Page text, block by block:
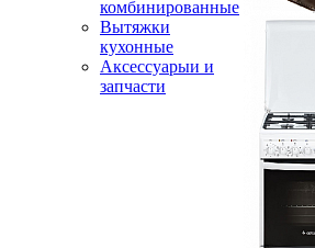
комбинированные
Вытяжки
кухонные
Аксессуарыи и
запчасти